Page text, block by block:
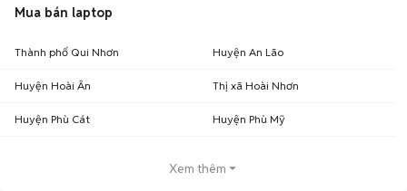
Mua bán laptop
Thành phố Qui Nhơn Huyện An Lão
Huyện Hoài Ân Thị xã Hoài Nhơn
Huyện Phù Cát Huyện Phù Mỹ
Xem thêm